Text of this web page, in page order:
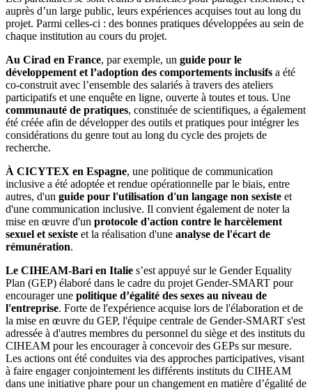
auprès d’un large public, leurs expériences acquises tout au long du
projet. Parmi celles-ci : des bonnes pratiques développées au sein de
chaque institution au cours du projet.
Au Cirad en France, par exemple, un guide pour le
développement et l’adoption des comportements inclusifs a été
co-construit avec l’ensemble des salariés à travers des ateliers
participatifs et une enquête en ligne, ouverte à toutes et tous. Une
communauté de pratiques, constituée de scientifiques, a également
été créée afin de développer des outils et pratiques pour intégrer les
considérations du genre tout au long du cycle des projets de
recherche.
À CICYTEX en Espagne, une politique de communication
inclusive a été adoptée et rendue opérationnelle par le biais, entre
autres, d'un guide pour l'utilisation d'un langage non sexiste et
d'une communication inclusive. Il convient également de noter la
mise en œuvre d'un protocole d'action contre le harcèlement
sexuel et sexiste et la réalisation d'une analyse de l'écart de
rémunération.
Le CIHEAM-Bari en Italie s’est appuyé sur le Gender Equality
Plan (GEP) élaboré dans le cadre du projet Gender-SMART pour
encourager une politique d’égalité des sexes au niveau de
l'entreprise. Forte de l'expérience acquise lors de l'élaboration et de
la mise en œuvre du GEP, l'équipe centrale de Gender-SMART s'est
adressée à d'autres membres du personnel du siège et des instituts du
CIHEAM pour les encourager à concevoir des GEPs sur mesure.
Les actions ont été conduites via des approches participatives, visant
à faire engager conjointement les différents instituts du CIHEAM
dans une initiative phare pour un changement en matière d’égalité de